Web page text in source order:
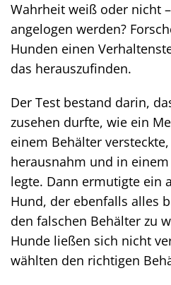
Wahrheit weiß oder nicht
angelogen werden?
Hunden einen
das herauszufinden.
Der Test bestand darin,
zusehen durfte, wie ein
einem Behälter
herausnahm und in
legte. Dann ermutigte ein
Hund, der ebenfalls alles
den falschen Behälter zu
Hunde ließen sich nicht
wählten den richtigen